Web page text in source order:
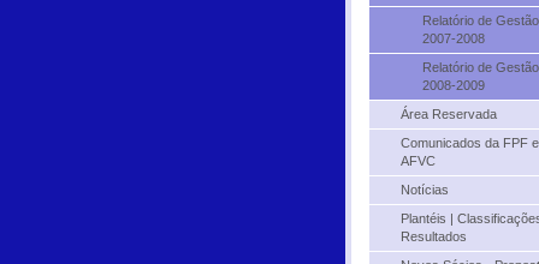
Relatório de Gestão
2007-2008
Relatório de Gestão
2008-2009
Área Reservada
Comunicados da FPF e
AFVC
Notícias
Plantéis |
Resultados